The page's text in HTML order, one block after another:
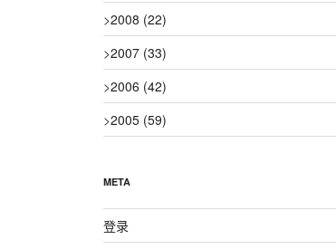
>2008 (22)
>2007 (33)
>2006 (42)
>2005 (59)
META
登录